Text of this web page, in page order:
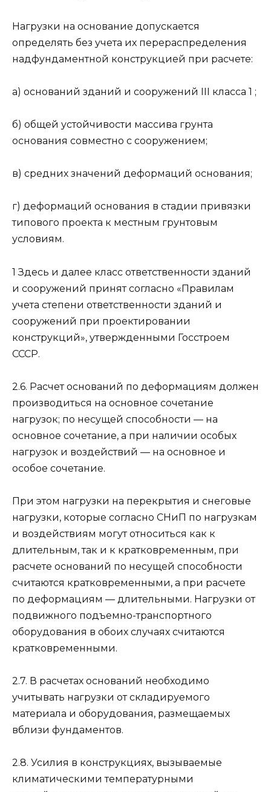
Нагрузки на основание допускается
определять без учета их перераспределения
надфундаментной конструкцией при расчете:
а) оснований зданий и сооружений III класса 1 ;
б) общей устойчивости массива грунта
основания совместно с сооружением;
в) средних значений деформаций основания;
г) деформаций основания в стадии привязки
типового проекта к местным грунтовым
условиям.
1 Здесь и далее класс ответственности зданий
и сооружений принят согласно «Правилам
учета степени ответственности зданий и
сооружений при проектировании
конструкций», утвержденными Госстроем
СССР.
2.6. Расчет оснований по деформациям должен
производиться на основное сочетание
нагрузок; по несущей способности — на
основное сочетание, а при наличии особых
нагрузок и воздействий — на основное и
особое сочетание.
При этом нагрузки на перекрытия и снеговые
нагрузки, которые согласно СНиП по нагрузкам
и воздействиям могут относиться как к
длительным, так и к кратковременным, при
расчете оснований по несущей способности
считаются кратковременными, а при расчете
по деформациям — длительными. Нагрузки от
подвижного подъемно-транспортного
оборудования в обоих случаях считаются
кратковременными.
2.7. В расчетах оснований необходимо
учитывать нагрузки от складируемого
материала и оборудования, размещаемых
вблизи фундаментов.
2.8. Усилия в конструкциях, вызываемые
климатическими температурными